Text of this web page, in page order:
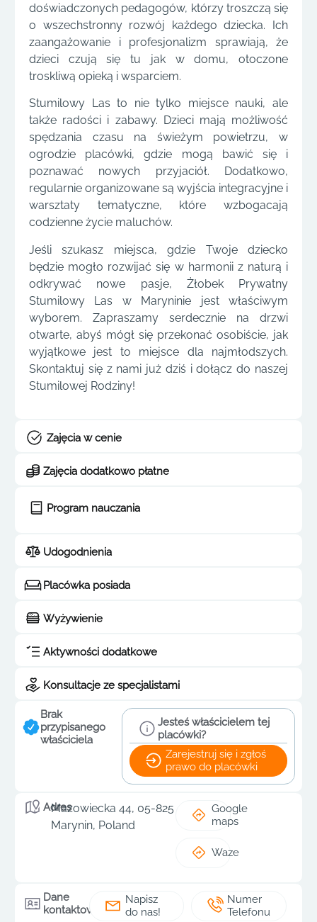
doświadczonych pedagogów, którzy troszczą się
o wszechstronny rozwój każdego dziecka. Ich
zaangażowanie i profesjonalizm sprawiają, że
dzieci czują się tu jak w domu, otoczone
troskliwą opieką i wsparciem.
Stumilowy Las to nie tylko miejsce nauki, ale
także radości i zabawy. Dzieci mają możliwość
spędzania czasu na świeżym powietrzu, w
ogrodzie placówki, gdzie mogą bawić się i
poznawać nowych przyjaciół. Dodatkowo,
regularnie organizowane są wyjścia integracyjne i
warsztaty tematyczne, które wzbogacają
codzienne życie maluchów.
Jeśli szukasz miejsca, gdzie Twoje dziecko
będzie mogło rozwijać się w harmonii z naturą i
odkrywać nowe pasje, Żłobek Prywatny
Stumilowy Las w Maryninie jest właściwym
wyborem. Zapraszamy serdecznie na drzwi
otwarte, abyś mógł się przekonać osobiście, jak
wyjątkowe jest to miejsce dla najmłodszych.
Skontaktuj się z nami już dziś i dołącz do naszej
Stumilowej Rodziny!
Zajęcia w cenie
Zajęcia dodatkowo płatne
Program nauczania
Udogodnienia
Placówka posiada
Wyżywienie
Aktywności dodatkowe
Konsultacje ze specjalistami
Brak
przypisanego
właściciela
Jesteś właścicielem tej
placówki?
Zarejestruj się i zgłoś
prawo do placówki
Adres
Mazowiecka 44, 05-825
Marynin, Poland
Google
maps
Waze
Dane
kontaktowe
Napisz
do nas!
Numer
Telefonu